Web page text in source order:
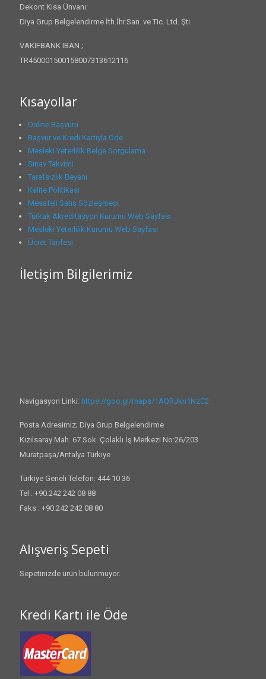
Dekont Kısa Ünvanı:
Diya Grup Belgelendirme İth.İhr.San. ve Tic. Ltd. Şti.
VAKIFBANK IBAN ;
TR450001500158007313612116
Kısayollar
Online Başvuru
Başvur ve Kredi Kartıyla Öde
Mesleki Yeterlilik Belge Sorgulama
Sınav Takvimi
Tarafsızlık Beyanı
Kalite Politikası
Mesafeli Satış Sözleşmesi
Türkak Akreditasyon Kurumu Web Sayfası
Mesleki Yeterlilik Kurumu Web Sayfası
Ücret Tarifesi
İletişim Bilgilerimiz
Navigasyon Linki: https://goo.gl/maps/1AQRJkn1NzC2
Posta Adresimiz; Diya Grup Belgelendirme
Kızılsaray Mah. 67.Sok. Çolaklı İş Merkezi No:26/203
Muratpaşa/Antalya Türkiye
Türkiye Geneli Telefon: 444 10 36
Tel : +90.242 242 08 88
Faks : +90.242 242 08 80
Alışveriş Sepeti
Sepetinizde ürün bulunmuyor.
Kredi Kartı ile Öde